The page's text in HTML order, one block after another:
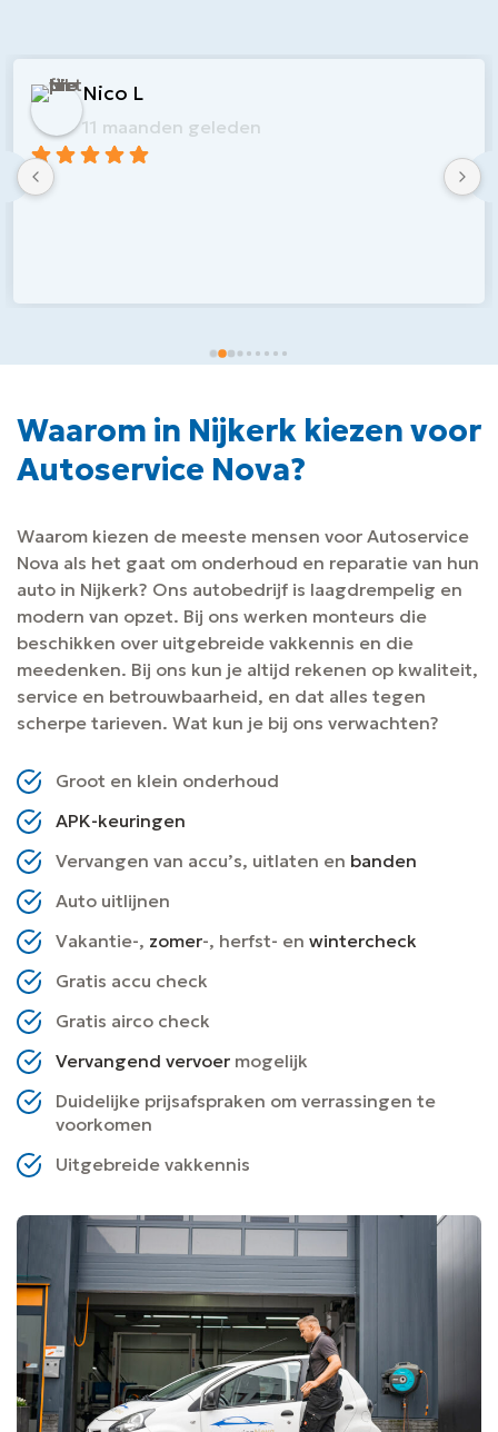
Nico L
11 maanden geleden
Waarom in Nijkerk kiezen voor
Autoservice Nova?
Waarom kiezen de meeste mensen voor Autoservice
Nova als het gaat om onderhoud en reparatie van hun
auto in Nijkerk? Ons autobedrijf is laagdrempelig en
modern van opzet. Bij ons werken monteurs die
beschikken over uitgebreide vakkennis en die
meedenken. Bij ons kun je altijd rekenen op kwaliteit,
service en betrouwbaarheid, en dat alles tegen
scherpe tarieven. Wat kun je bij ons verwachten?
Groot en klein onderhoud
APK-keuringen
Vervangen van accu’s, uitlaten en banden
Auto uitlijnen
Vakantie-, zomer-, herfst- en wintercheck
Gratis accu check
Gratis airco check
Vervangend vervoer mogelijk
Duidelijke prijsafspraken om verrassingen te
voorkomen
Uitgebreide vakkennis